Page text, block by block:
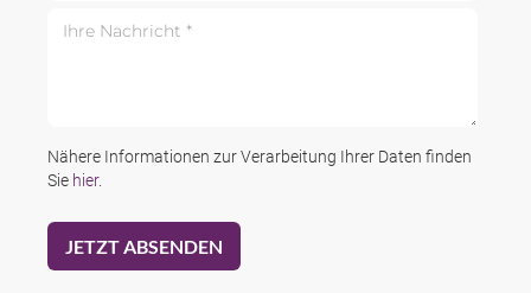
Nähere Informationen zur Verarbeitung Ihrer Daten finden
Sie hier.